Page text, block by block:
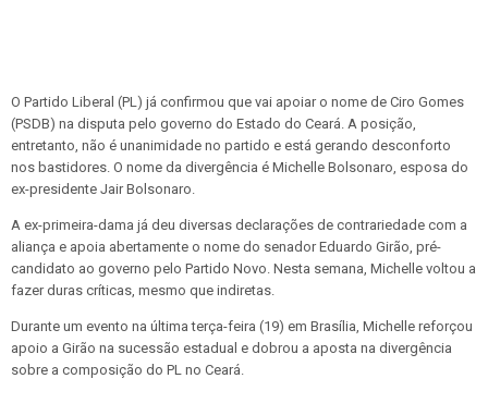
O Partido Liberal (PL) já confirmou que vai apoiar o nome de Ciro Gomes
(PSDB) na disputa pelo governo do Estado do Ceará. A posição,
entretanto, não é unanimidade no partido e está gerando desconforto
nos bastidores. O nome da divergência é Michelle Bolsonaro, esposa do
ex-presidente Jair Bolsonaro.
A ex-primeira-dama já deu diversas declarações de contrariedade com a
aliança e apoia abertamente o nome do senador Eduardo Girão, pré-
candidato ao governo pelo Partido Novo. Nesta semana, Michelle voltou a
fazer duras críticas, mesmo que indiretas.
Durante um evento na última terça-feira (19) em Brasília, Michelle reforçou
apoio a Girão na sucessão estadual e dobrou a aposta na divergência
sobre a composição do PL no Ceará.